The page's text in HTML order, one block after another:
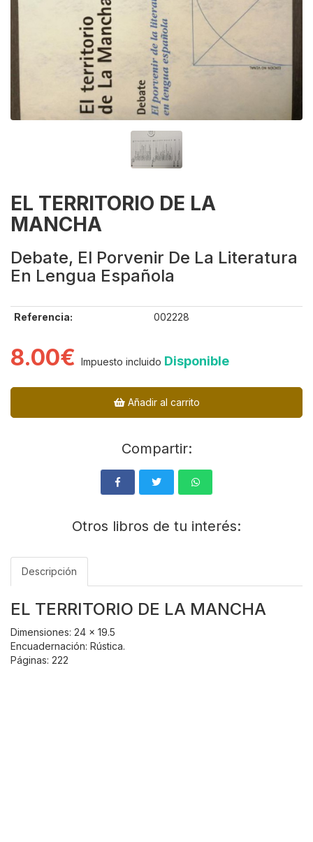
EL TERRITORIO DE LA
MANCHA
Debate, El Porvenir De La Literatura
En Lengua Española
Referencia: 002228
8.00€ Impuesto incluido Disponible
Añadir al carrito
Compartir:
Otros libros de tu interés:
Descripción
EL TERRITORIO DE LA MANCHA
Dimensiones: 24 x 19.5
Encuadernación: Rústica.
Páginas: 222